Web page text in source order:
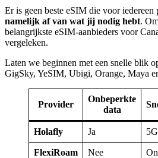
Er is geen beste eSIM die voor iedereen
namelijk af van wat jij nodig hebt.
belangrijkste eSIM-aanbieders voor
vergeleken.
Laten we beginnen met een snelle blik
GigSky, YeSIM, Ubigi, Orange, Maya
Provider
Onbeperkte
data
Holafly Ja 5G
FlexiRoam Nee